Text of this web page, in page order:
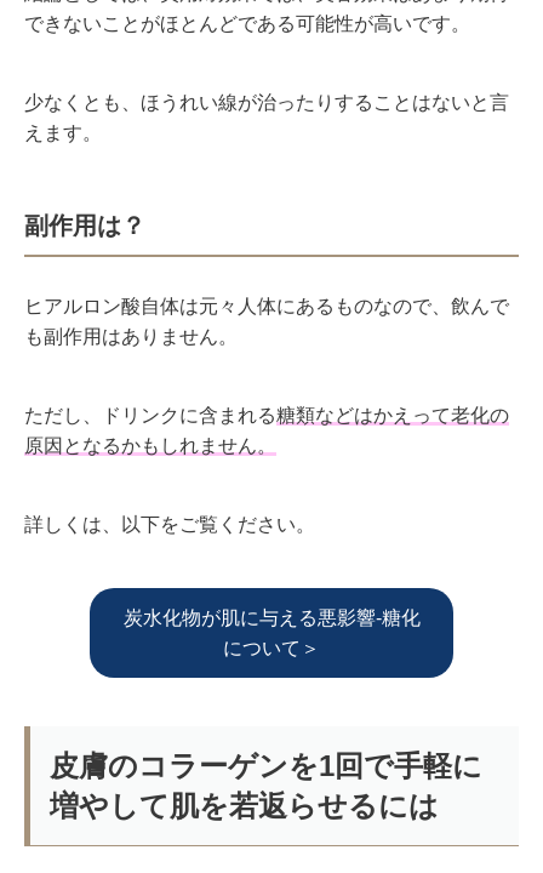
できないことがほとんどである可能性が高いです。
少なくとも、ほうれい線が治ったりすることはないと言
えます。
副作用は？
ヒアルロン酸自体は元々人体にあるものなので、飲んで
も副作用はありません。
ただし、ドリンクに含まれる糖類などはかえって老化の
原因となるかもしれません。
詳しくは、以下をご覧ください。
炭水化物が肌に与える悪影響-糖化
について＞
皮膚のコラーゲンを1回で手軽に
増やして肌を若返らせるには